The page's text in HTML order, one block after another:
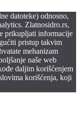
datoteke) odnosno,
Zlatnosidro.rs,
prikupljati informacije
pristup takvim
mehanizam
naše web
daljim korišćenjem
korišćenja, koji